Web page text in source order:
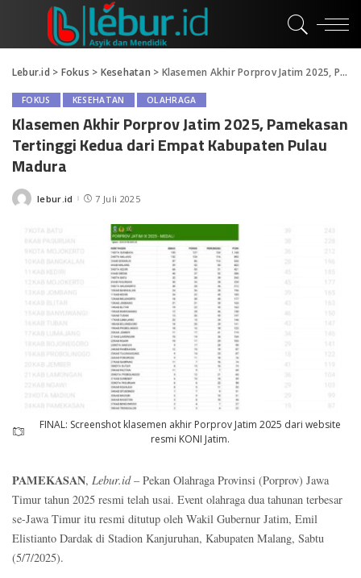
Lebur.id > Fokus > Kesehatan > Klasemen Akhir Porprov Jatim 2025, Pamekasan Tertinggi Kedua dari Empat Kabupaten Pulau Madura
FOKUS KESEHATAN OLAHRAGA
Klasemen Akhir Porprov Jatim 2025, Pamekasan
Tertinggi Kedua dari Empat Kabupaten Pulau
Madura
Posted
lebur.id 7 Juli 2025
FINAL: Screenshot klasemen akhir Porprov Jatim 2025 dari website
resmi KONI Jatim.
PAMEKASAN, Lebur.id– Pekan Olahraga Provinsi (Porprov) Jawa
Timur tahun 2025 resmi telah usai. Event olahraga dua tahunan terbesar
se-Jawa Timur itu resmi ditutup oleh Wakil Gubernur Jatim, Emil
Elistianto Dardak di Stadion Kanjuruhan, Kabupaten Malang, Sabtu
(5/7/2025).